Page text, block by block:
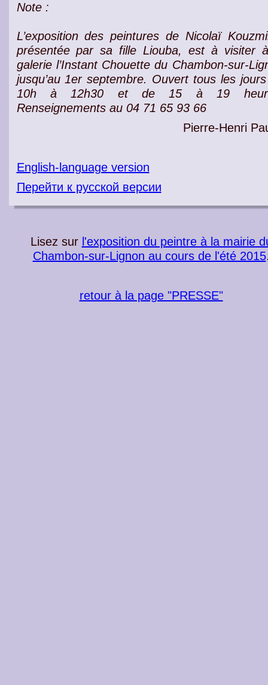
Note :
L’exposition des peintures de Nicolaï
présentée par sa fille Liouba, est à visiter
galerie l’Instant Chouette du Chambon-sur-
jusqu’au 1er septembre. Ouvert tous les
10h à 12h30 et de 15 à 19
Renseignements au 04 71 65 93 66
Pierre-Henri
English-language version
Перейти к русской версии
Lisez sur l'exposition du peintre à la mairie
Chambon-sur-Lignon au cours de l'été 2015
retour à la page "PRESSE"